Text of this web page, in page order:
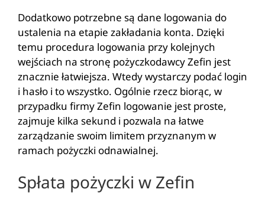
Dodatkowo potrzebne są dane logowania do
ustalenia na etapie zakładania konta. Dzięki
temu procedura logowania przy kolejnych
wejściach na stronę pożyczkodawcy Zefin jest
znacznie łatwiejsza. Wtedy wystarczy podać login
i hasło i to wszystko. Ogólnie rzecz biorąc, w
przypadku firmy Zefin logowanie jest proste,
zajmuje kilka sekund i pozwala na łatwe
zarządzanie swoim limitem przyznanym w
ramach pożyczki odnawialnej.
Spłata pożyczki w Zefin